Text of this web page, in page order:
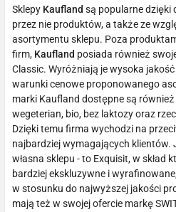
Sklepy Kaufland są popularne dzięki
przez nie produktów, a także ze
asortymentu sklepu. Poza
firm, Kaufland posiada również
Classic. Wyróżniają je wysoka
warunki cenowe proponowanego
marki Kaufland dostępne są
wegeterian, bio, bez laktozy oraz
Dzięki temu firma wychodzi na
najbardziej wymagających klientów.
własna sklepu - to Exquisit, w skład
bardziej ekskluzywne i
w stosunku do najwyższej jakości
mają też w swojej ofercie markę